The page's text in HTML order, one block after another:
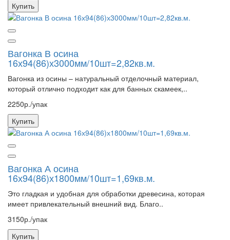
Купить
Вагонка В осина
16х94(86)х3000мм/10шт=2,82кв.м.
Вагонка из осины – натуральный отделочный материал,
который отлично подходит как для банных скамеек,..
2250р./упак
Купить
Вагонка А осина
16х94(86)х1800мм/10шт=1,69кв.м.
Это гладкая и удобная для обработки древесина, которая
имеет привлекательный внешний вид. Благо..
3150р./упак
Купить